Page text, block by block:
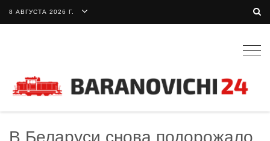
8 АВГУСТА 2026 Г.
В Беларуси снова подорожало